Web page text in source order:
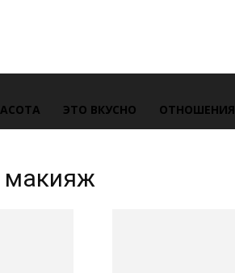
ЭТО ВКУСНО ОТНОШЕНИЯ
макияж